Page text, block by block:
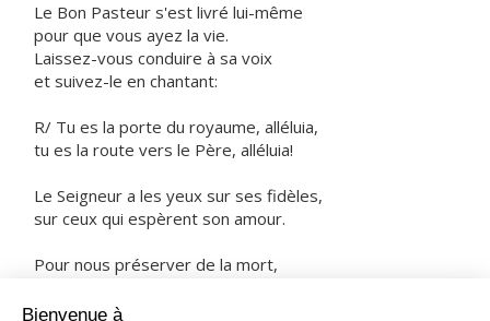
Le Bon Pasteur s'est livré lui-même
pour que vous ayez la vie.
Laissez-vous conduire à sa voix
et suivez-le en chantant:
R/ Tu es la porte du royaume, alléluia,
tu es la route vers le Père, alléluia!
Le Seigneur a les yeux sur ses fidèles,
sur ceux qui espèrent son amour.
Pour nous préserver de la mort,